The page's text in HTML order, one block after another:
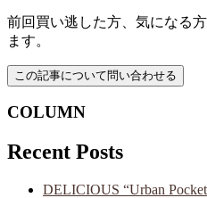
前回買い逃した方、気になる
ます。
COLUMN
Recent Posts
DELICIOUS “Urban